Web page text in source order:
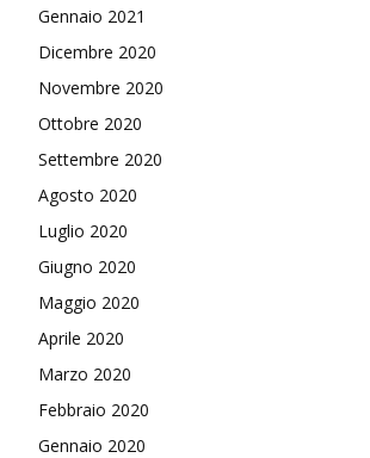
Gennaio 2021
Dicembre 2020
Novembre 2020
Ottobre 2020
Settembre 2020
Agosto 2020
Luglio 2020
Giugno 2020
Maggio 2020
Aprile 2020
Marzo 2020
Febbraio 2020
Gennaio 2020